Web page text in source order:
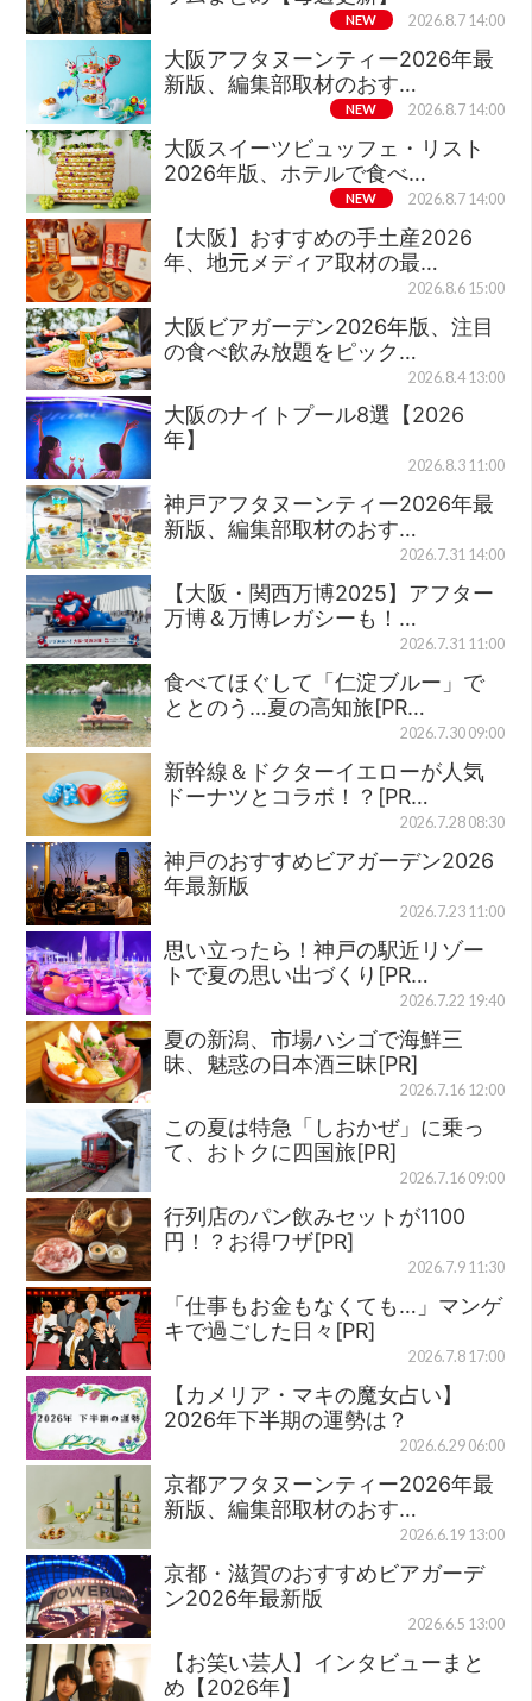
NEW 2026.8.7 14:00
大阪アフタヌーンティー2026年最
新版、編集部取材のおす…
NEW 2026.8.7 14:00
大阪スイーツビュッフェ・リスト
2026年版、ホテルで食べ…
NEW 2026.8.7 14:00
【大阪】おすすめの手土産2026
年、地元メディア取材の最…
2026.8.6 15:00
大阪ビアガーデン2026年版、注目
の食べ飲み放題をピック…
2026.8.4 13:00
大阪のナイトプール8選【2026
年】
2026.8.3 11:00
神戸アフタヌーンティー2026年最
新版、編集部取材のおす…
2026.7.31 14:00
【大阪・関西万博2025】アフター
万博＆万博レガシーも！…
2026.7.31 11:00
食べてほぐして「仁淀ブルー」で
ととのう…夏の高知旅[PR…
2026.7.30 09:00
新幹線＆ドクターイエローが人気
ドーナツとコラボ！？[PR…
2026.7.28 08:30
神戸のおすすめビアガーデン2026
年最新版
2026.7.23 11:00
思い立ったら！神戸の駅近リゾー
トで夏の思い出づくり[PR…
2026.7.22 19:40
夏の新潟、市場ハシゴで海鮮三
昧、魅惑の日本酒三昧[PR]
2026.7.16 12:00
この夏は特急「しおかぜ」に乗っ
て、おトクに四国旅[PR]
2026.7.16 09:00
行列店のパン飲みセットが1100
円！？お得ワザ[PR]
2026.7.9 11:30
「仕事もお金もなくても…」マンゲ
キで過ごした日々[PR]
2026.7.8 17:00
【カメリア・マキの魔女占い】
2026年下半期の運勢は？
2026.6.29 06:00
京都アフタヌーンティー2026年最
新版、編集部取材のおす…
2026.6.19 13:00
京都・滋賀のおすすめビアガーデ
ン2026年最新版
2026.6.5 13:00
【お笑い芸人】インタビューまと
め【2026年】